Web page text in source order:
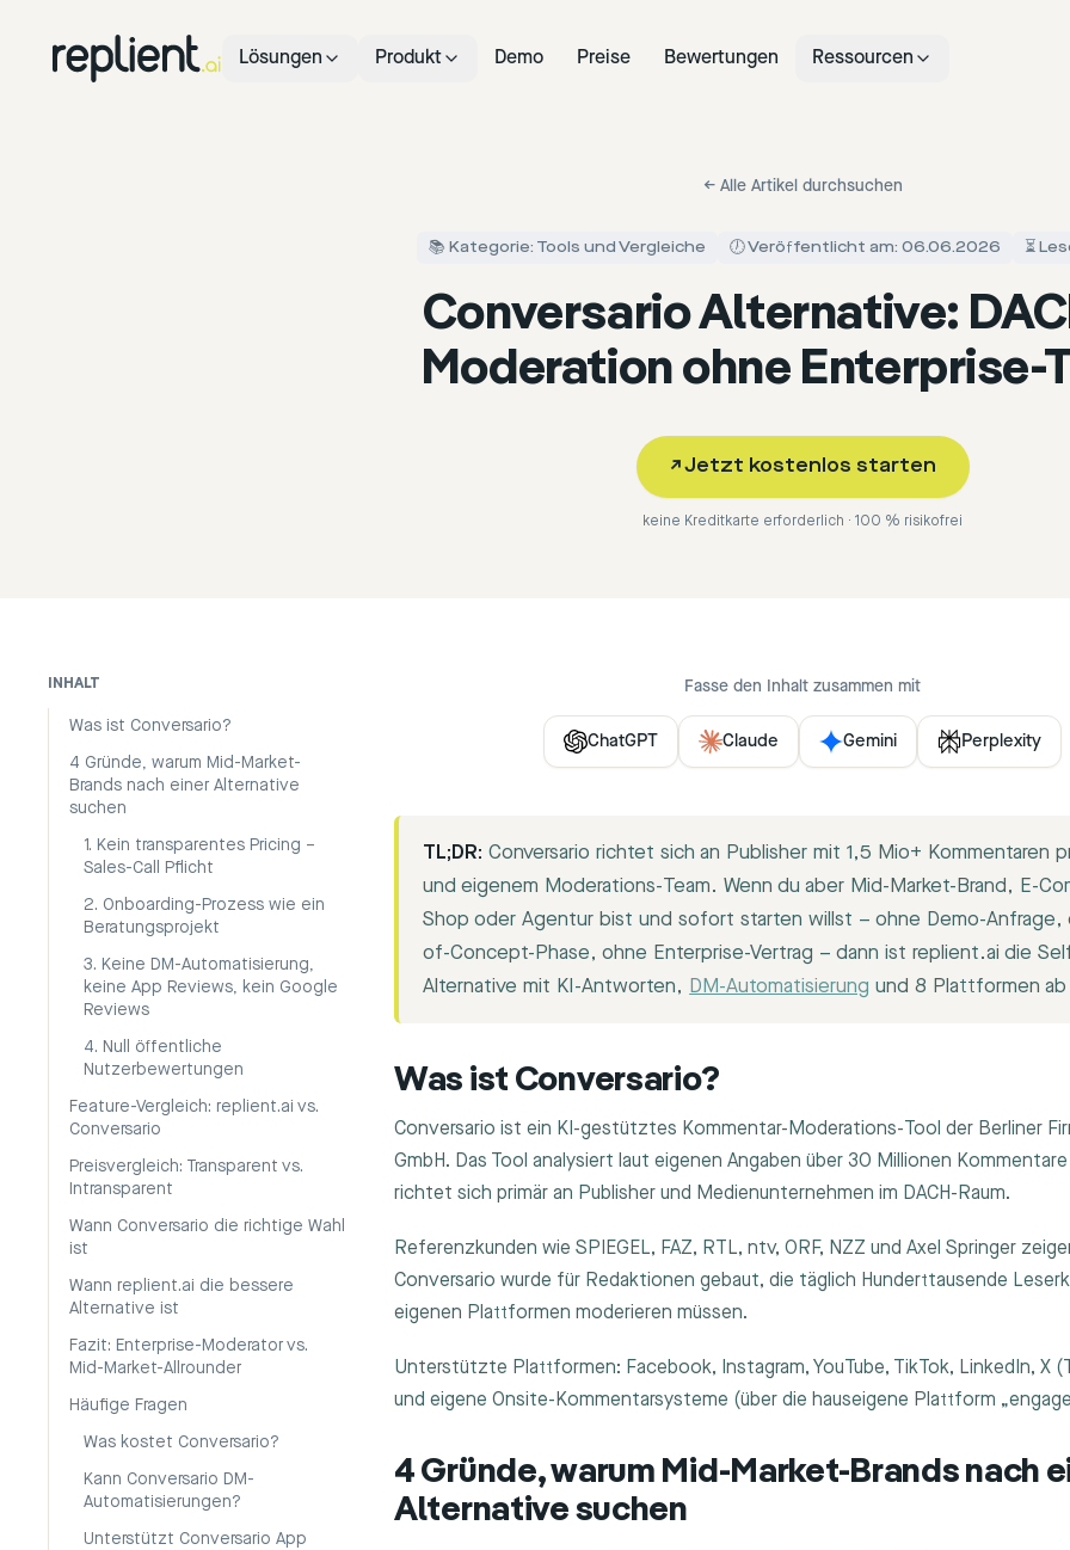
Lösungen Produkt Demo Preise Bewertungen Ressourcen
← Alle Artikel durchsuchen
📚 Kategorie: Tools und Vergleiche 🕖 Veröffentlicht am: 06.06.2026 ⏳
Conversario Alternative:
Moderation ohne Enterprise-
↗Jetzt kostenlos starten
keine Kreditkarte erforderlich · 100 % risikofrei
INHALT
Was ist Conversario?
4 Gründe, warum Mid-Market-
Brands nach einer Alternative
suchen
1. Kein transparentes Pricing –
Sales-Call Pflicht
2. Onboarding-Prozess wie ein
Beratungsprojekt
3. Keine DM-Automatisierung,
keine App Reviews, kein Google
Reviews
4. Null öffentliche
Nutzerbewertungen
Feature-Vergleich: replient.ai vs.
Conversario
Preisvergleich: Transparent vs.
Intransparent
Wann Conversario die richtige Wahl
ist
Wann replient.ai die bessere
Alternative ist
Fazit: Enterprise-Moderator vs.
Mid-Market-Allrounder
Häufige Fragen
Was kostet Conversario?
Kann Conversario DM-
Automatisierungen?
Unterstützt Conversario App
Fasse den Inhalt zusammen mit
ChatGPT Claude Gemini Perplexity
TL;DR: Conversario richtet sich an Publisher mit 1,5 Mio+ Kommentaren
und eigenem Moderations-Team. Wenn du aber Mid-Market-Brand, E-
Shop oder Agentur bist und sofort starten willst – ohne Demo-Anfrage,
of-Concept-Phase, ohne Enterprise-Vertrag – dann ist replient.ai die
Alternative mit KI-Antworten, DM-Automatisierung und 8 Plattformen
Was ist Conversario?
Conversario ist ein KI-gestütztes Kommentar-Moderations-Tool der Berliner
GmbH. Das Tool analysiert laut eigenen Angaben über 30 Millionen
richtet sich primär an Publisher und Medienunternehmen im DACH-Raum.
Referenzkunden wie SPIEGEL, FAZ, RTL, ntv, ORF, NZZ und Axel Springer
Conversario wurde für Redaktionen gebaut, die täglich Hunderttausende
eigenen Plattformen moderieren müssen.
Unterstützte Plattformen: Facebook, Instagram, YouTube, TikTok, LinkedIn, X
und eigene Onsite-Kommentarsysteme (über die hauseigene Plattform
4 Gründe, warum Mid-Market-Brands nach
Alternative suchen